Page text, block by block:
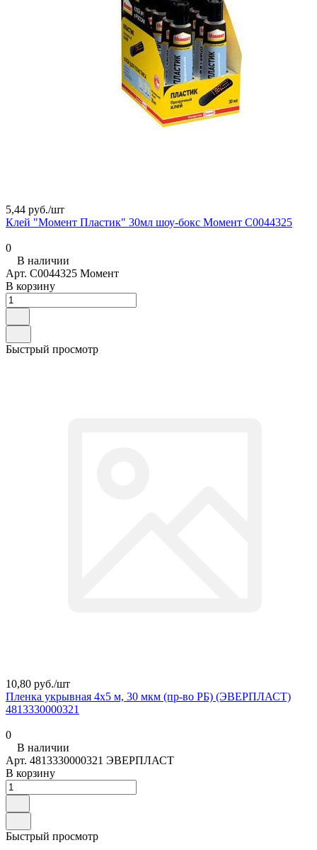
5,44 руб./шт
Клей "Момент Пластик" 30мл шоу-бокс Момент C0044325
0
В наличии
Арт. C0044325 Момент
В корзину
Быстрый просмотр
10,80 руб./шт
Пленка укрывная 4x5 м, 30 мкм (пр-во РБ) (ЭВЕРПЛАСТ)
4813330000321
0
В наличии
Арт. 4813330000321 ЭВЕРПЛАСТ
В корзину
Быстрый просмотр